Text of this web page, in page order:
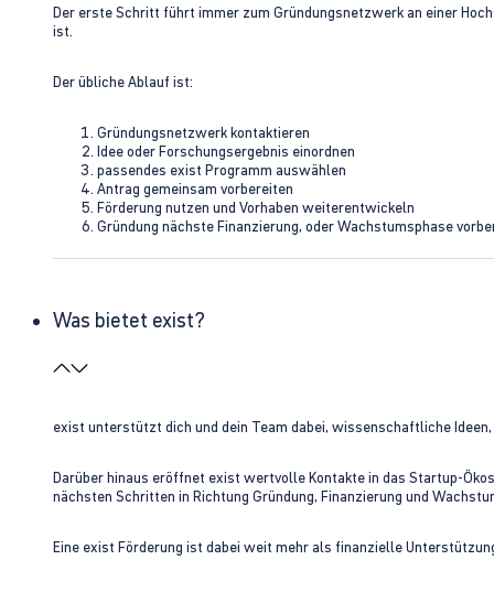
Der erste Schritt führt immer zum Gründungsnetzwerk an einer
ist.
Der übliche Ablauf ist:
Gründungsnetzwerk kontaktieren
Idee oder Forschungsergebnis einordnen
passendes exist Programm auswählen
Antrag gemeinsam vorbereiten
Förderung nutzen und Vorhaben weiterentwickeln
Gründung nächste Finanzierung, oder Wachstumsphase
Was bietet exist?
exist unterstützt dich und dein Team dabei, wissenschaftliche
Darüber hinaus eröffnet exist wertvolle Kontakte in das Startup-
nächsten Schritten in Richtung Gründung, Finanzierung und
Eine exist Förderung ist dabei weit mehr als finanzielle